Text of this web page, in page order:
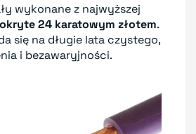
wykonane z najwyższej
24 karatowym złotem.
się na długie lata czystego,
i bezawaryjności.